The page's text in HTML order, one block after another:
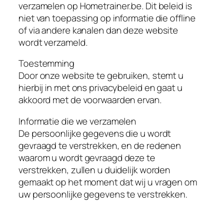
verzamelen op Hometrainer.be. Dit beleid is
niet van toepassing op informatie die offline
of via andere kanalen dan deze website
wordt verzameld.
Toestemming
Door onze website te gebruiken, stemt u
hierbij in met ons privacybeleid en gaat u
akkoord met de voorwaarden ervan.
Informatie die we verzamelen
De persoonlijke gegevens die u wordt
gevraagd te verstrekken, en de redenen
waarom u wordt gevraagd deze te
verstrekken, zullen u duidelijk worden
gemaakt op het moment dat wij u vragen om
uw persoonlijke gegevens te verstrekken.